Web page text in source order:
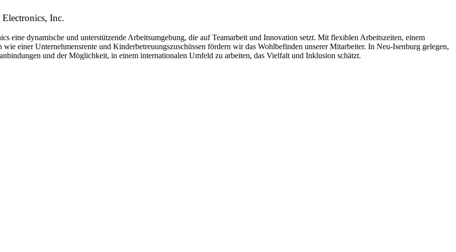
Inc.
dynamische und unterstützende Arbeitsumgebung, die auf Teamarbeit und Innovation setzt. Mit flexiblen Arbeitszeiten, einem
einer Unternehmensrente und Kinderbetreuungszuschüssen fördern wir das Wohlbefinden unserer Mitarbeiter. In Neu-Isenburg gelegen,
und der Möglichkeit, in einem internationalen Umfeld zu arbeiten, das Vielfalt und Inklusion schätzt.